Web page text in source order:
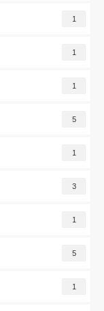
1
1
1
5
1
3
1
5
1